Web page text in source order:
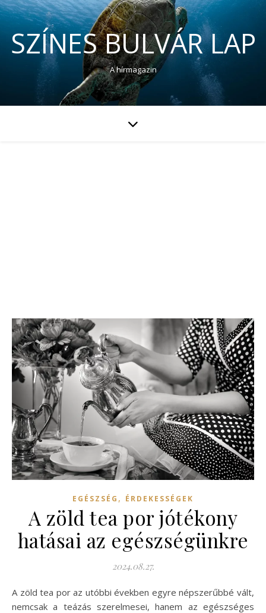
SZÍNES BULVÁR LAP
A hírmagazin
EGÉSZSÉG , ÉRDEKESSÉGEK
A zöld tea por jótékony
hatásai az egészségünkre
2024.08.27.
A zöld tea por az utóbbi években egyre népszerűbbé vált,
nemcsak a teázás szerelmesei, hanem az egészséges